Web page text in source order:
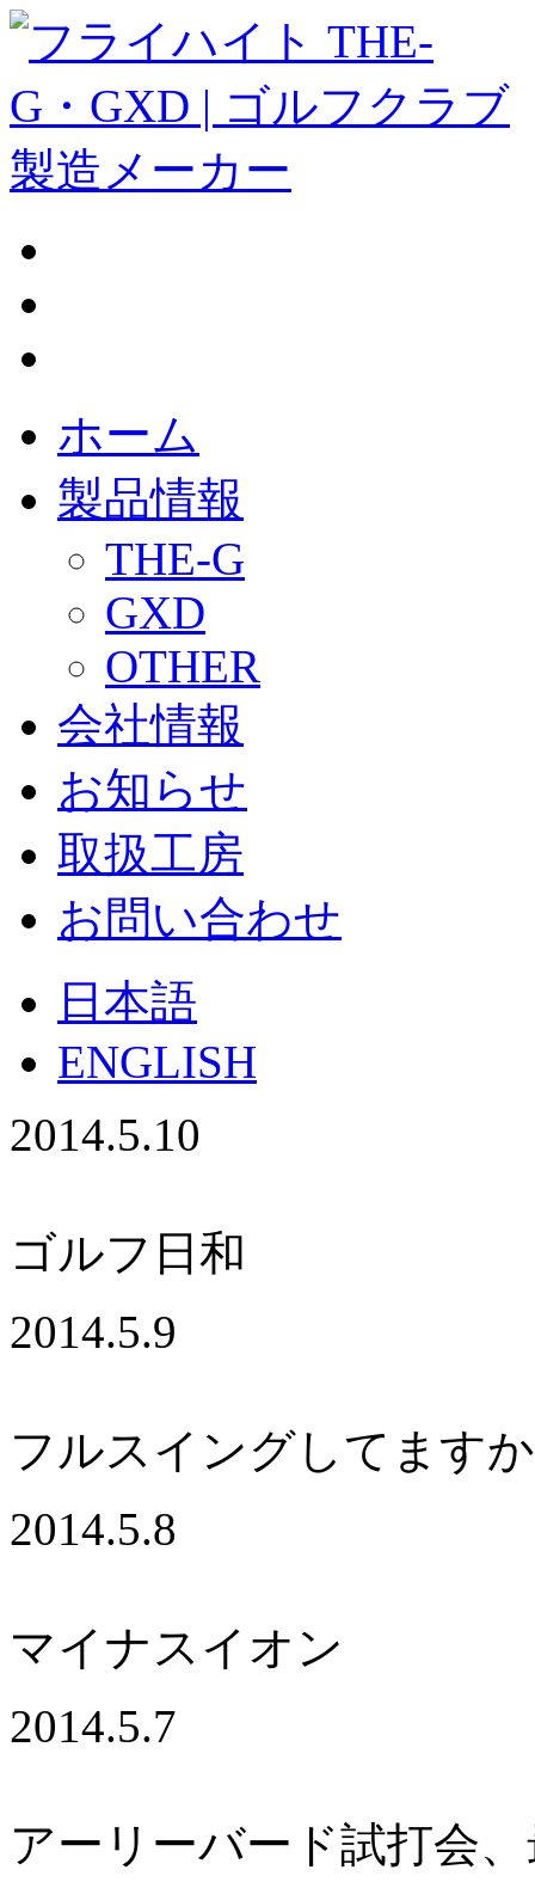
ホーム
製品情報
THE-G
GXD
OTHER
会社情報
お知らせ
取扱工房
お問い合わせ
日本語
ENGLISH
2014.5.10
ゴルフ日和
2014.5.9
フルスイングしてますか
2014.5.8
マイナスイオン
2014.5.7
アーリーバード試打会